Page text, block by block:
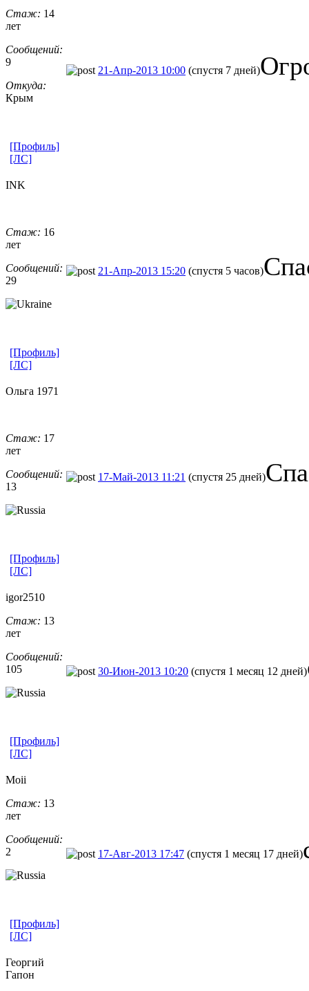
Стаж: 14
лет
Сообщений:
9
Откуда:
Крым
21-Апр-2013 10:00 (спустя 7 дней)
[Профиль]
[ЛС]
INK
Стаж: 16
лет
Сообщений:
29
21-Апр-2013 15:20 (спустя 5 часов)
[Профиль]
[ЛС]
Ольга 1971
Стаж: 17
лет
Сообщений:
13
17-Май-2013 11:21 (спустя 25 дней)
[Профиль]
[ЛС]
igor2510
Стаж: 13
лет
Сообщений:
105
30-Июн-2013 10:20 (спустя 1 месяц 12 дней)
[Профиль]
[ЛС]
Moii
Стаж: 13
лет
Сообщений:
2
17-Авг-2013 17:47 (спустя 1 месяц 17 дней)
[Профиль]
[ЛС]
Георгий
Гапон